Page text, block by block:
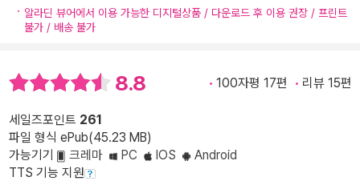
알라딘 뷰어에서 이용 가능한 디지털상품 / 다운로드 후 이용 권장 / 프린트
불가 / 배송 불가
8.8 100자평 17편 리뷰 15편
세일즈포인트 261
파일 형식 ePub(45.23 MB)
가능기기
크레마 PC IOS
Android
TTS 기능 지원